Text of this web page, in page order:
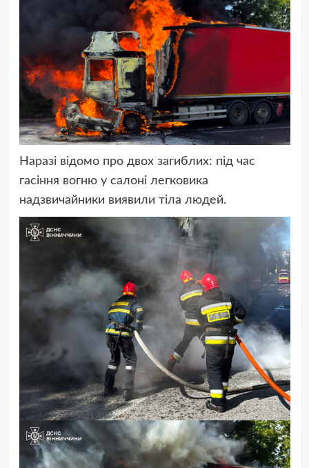
Наразі відомо про двох загиблих: під час
гасіння вогню у салоні легковика
надзвичайники виявили тіла людей.